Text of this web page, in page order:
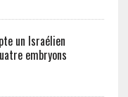
un Israélien
embryons